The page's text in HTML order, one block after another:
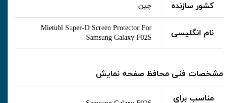
کشور سازنده چین
نام انگلیسی
Mietubl Super-D Screen Protector For
Samsung Galaxy F02S
مشخصات فنی محافظ صفحه نمایش
مناسب برای